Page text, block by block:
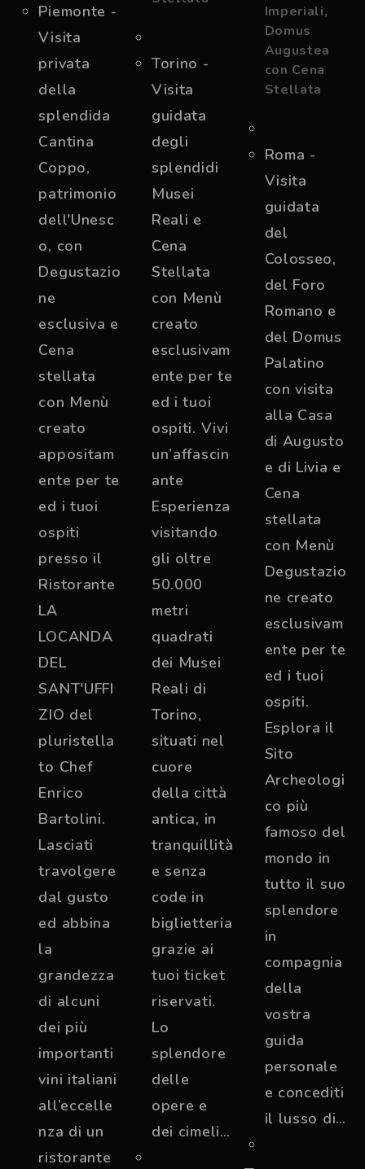
Piemonte -
Visita
privata
della
splendida
Cantina
Coppo,
patrimonio
dell'Unesc
o, con
Degustazio
ne
esclusiva e
Cena
stellata
con Menù
creato
appositam
ente per te
ed i tuoi
ospiti
presso il
Ristorante
LA
LOCANDA
DEL
SANT'UFFI
ZIO del
pluristella
to Chef
Enrico
Bartolini.
Lasciati
travolgere
dal gusto
ed abbina
la
grandezza
di alcuni
dei più
importanti
vini italiani
all’eccelle
nza di un
ristorante
Torino -
Visita
guidata
degli
splendidi
Musei
Reali e
Cena
Stellata
con Menù
creato
esclusivam
ente per te
ed i tuoi
ospiti. Vivi
un’affascin
ante
Esperienza
visitando
gli oltre
50.000
metri
quadrati
dei Musei
Reali di
Torino,
situati nel
cuore
della città
antica, in
tranquillità
e senza
code in
biglietteria
grazie ai
tuoi ticket
riservati.
Lo
splendore
delle
opere e
dei cimeli…
Imperiali,
Domus
Augustea
con Cena
Stellata
Roma -
Visita
guidata
del
Colosseo,
del Foro
Romano e
del Domus
Palatino
con visita
alla Casa
di Augusto
e di Livia e
Cena
stellata
con Menù
Degustazio
ne creato
esclusivam
ente per te
ed i tuoi
ospiti.
Esplora il
Sito
Archeologi
co più
famoso del
mondo in
tutto il suo
splendore
in
compagnia
della
vostra
guida
personale
e concediti
il lusso di…